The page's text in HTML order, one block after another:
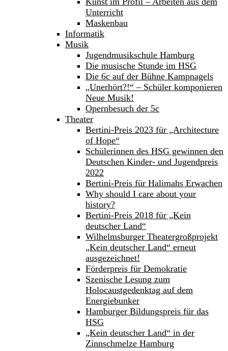
Unterricht
Maskenbau
Informatik
Musik
Jugendmusikschule Hamburg
Die musische Stunde im HSG
Die 6c auf der Bühne Kampnagels
„Unerhört?!“ – Schüler komponieren
Neue Musik!
Opernbesuch der 5c
Theater
Bertini-Preis 2023 für „Architecture
of Hope“
Schülerinnen des HSG gewinnen den
Deutschen Kinder- und Jugendpreis
2022
Bertini-Preis für Halimahs Erwachen
Why should I care about your
history?
Bertini-Preis 2018 für „Kein
deutscher Land“
Wilhelmsburger Theatergroßprojekt
„Kein deutscher Land“ erneut
ausgezeichnet!
Förderpreis für Demokratie
Szenische Lesung zum
Holocaustgedenktag auf dem
Energiebunker
Hamburger Bildungspreis für das
HSG
„Kein deutscher Land“ in der
Zinnschmelze Hamburg